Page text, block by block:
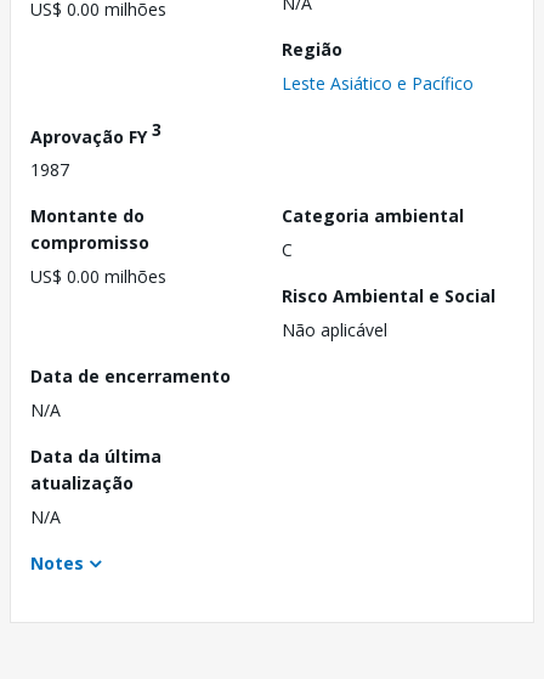
US$ 0.00 milhões
Região
Leste Asiático e Pacífico
Aprovação FY3
1987
Montante do
compromisso
US$ 0.00 milhões
Categoria ambiental
C
Risco Ambiental e Social
Não aplicável
Data de encerramento
N/A
Data da última
atualização
N/A
Notes